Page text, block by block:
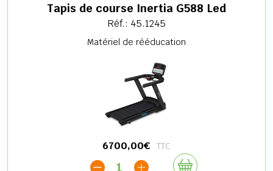
Tapis de course Inertia G588 Led
Réf.: 45.1245
Matériel de rééducation
6700,00€ TTC
1